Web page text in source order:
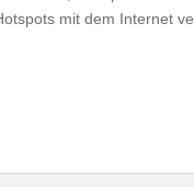
mit dem Internet